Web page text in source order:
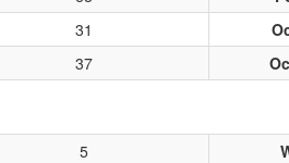
31
37
5